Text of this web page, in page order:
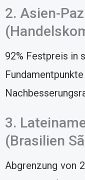
2. Asien-
92% Festpreis in
3.
(Brasilien
Abgrenzung von